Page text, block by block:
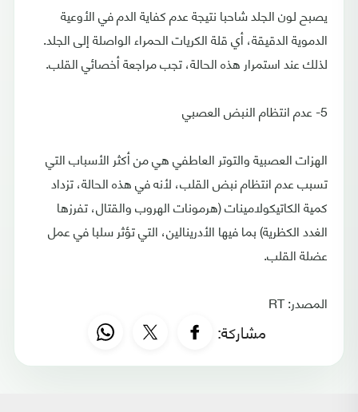
يصبح لون الجلد شاحبا نتيجة عدم كفاية الدم في الأوعية
الدموية الدقيقة، أي قلة الكريات الحمراء الواصلة إلى الجلد.
لذلك عند استمرار هذه الحالة، تجب مراجعة أخصائي القلب.
5- عدم انتظام النبض العصبي
الهزات العصبية والتوتر العاطفي هي من أكثر الأسباب التي
تسبب عدم انتظام نبض القلب، لأنه في هذه الحالة، تزداد
كمية الكاتيكولامينات (هرمونات الهروب والقتال، تفرزها
الغدد الكظرية) بما فيها الأدرينالين، التي تؤثر سلبا في عمل
عضلة القلب.
المصدر: RT
مشاركة: